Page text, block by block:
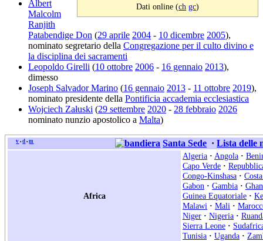
Dati online (ch gc)
Albert
Malcolm
Ranjith
Patabendige Don (29 aprile 2004 - 10 dicembre 2005),
nominato segretario della Congregazione per il culto divino e
la disciplina dei sacramenti
Leopoldo Girelli (10 ottobre 2006 - 16 gennaio 2013),
dimesso
Joseph Salvador Marino (16 gennaio 2013 - 11 ottobre 2019),
nominato presidente della Pontificia accademia ecclesiastica
Wojciech Załuski (29 settembre 2020 - 28 febbraio 2026
nominato nunzio apostolico a Malta)
v • d • m Santa Sede · Lista delle
Africa
Algeria · Angola ·
Capo Verde ·
Congo-Kinshasa ·
Gabon · Gambia ·
Guinea Equatoriale ·
Malawi · Mali ·
Niger · Nigeria ·
Sierra Leone ·
Tunisia · Uganda ·